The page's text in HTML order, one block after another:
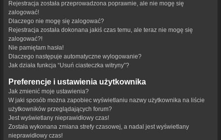
Rejestracja została przeprowadzona poprawnie, ale nie mogę się
zalogować!
Dlaczego nie mogę się zalogować?
Rejestracja została dokonana jakiś czas temu, ale teraz nie mogę się
zalogować?!
Nie pamiętam hasła!
Dlaczego następuje automatyczne wylogowanie?
Jak działa funkcja “Usuń ciasteczka witryny”?
Preferencje i ustawienia użytkownika
Jak zmienić moje ustawienia?
W jaki sposób można zapobiec wyświetlaniu nazwy użytkownika na liście
użytkowników przeglądających forum?
Jest wyświetlany nieprawidłowy czas!
Została wykonana zmiana strefy czasowej, a nadal jest wyświetlany
nieprawidłowy czas!